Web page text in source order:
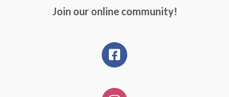
Join our online community!